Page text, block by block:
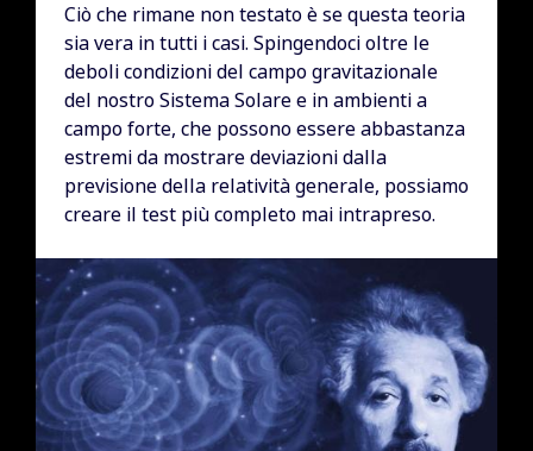
Ciò che rimane non testato è se questa teoria
sia vera in tutti i casi. Spingendoci oltre le
deboli condizioni del campo gravitazionale
del nostro Sistema Solare e in ambienti a
campo forte, che possono essere abbastanza
estremi da mostrare deviazioni dalla
previsione della relatività generale, possiamo
creare il test più completo mai intrapreso.